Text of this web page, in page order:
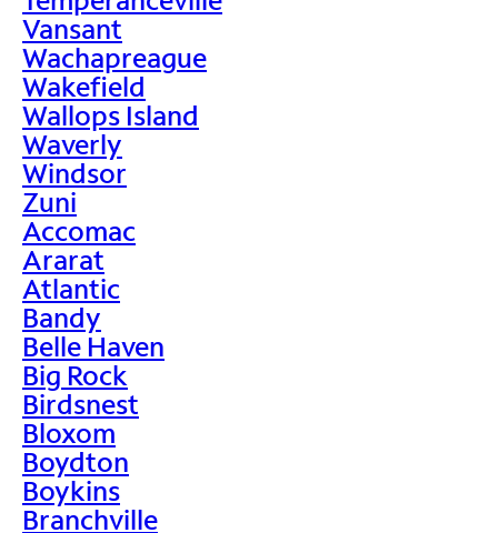
Vansant
Wachapreague
Wakefield
Wallops Island
Waverly
Windsor
Zuni
Accomac
Ararat
Atlantic
Bandy
Belle Haven
Big Rock
Birdsnest
Bloxom
Boydton
Boykins
Branchville